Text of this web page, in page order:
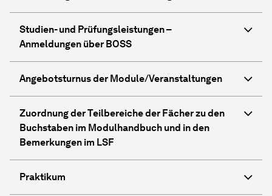
Studien- und Prüfungsleistungen –
Anmeldungen über BOSS
Angebotsturnus der Module/Veranstaltungen
Zuordnung der Teilbereiche der Fächer zu den
Buchstaben im Modulhandbuch und in den
Bemerkungen im LSF
Praktikum